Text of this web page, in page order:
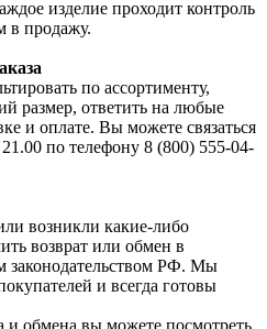
изделие проходит контроль
в продажу.
по ассортименту,
размер, ответить на любые
и оплате. Вы можете связаться
по телефону 8 (800) 555-04-
возникли какие-либо
возврат или обмен в
законодательством РФ. Мы
и всегда готовы
и обмена вы можете посмотреть